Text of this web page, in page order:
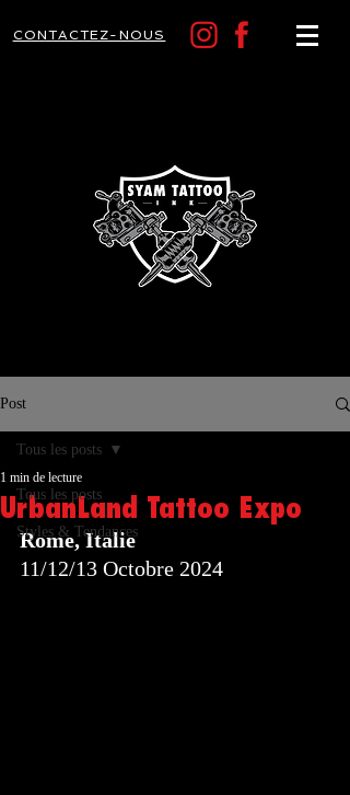
CONTACTEZ-NOUS
Post
Tous les posts
Styles & Tendances
Tous les posts
UrbanLand Tattoo Expo
1 min de lecture
Rome, Italie
11/12/13 Octobre 2024